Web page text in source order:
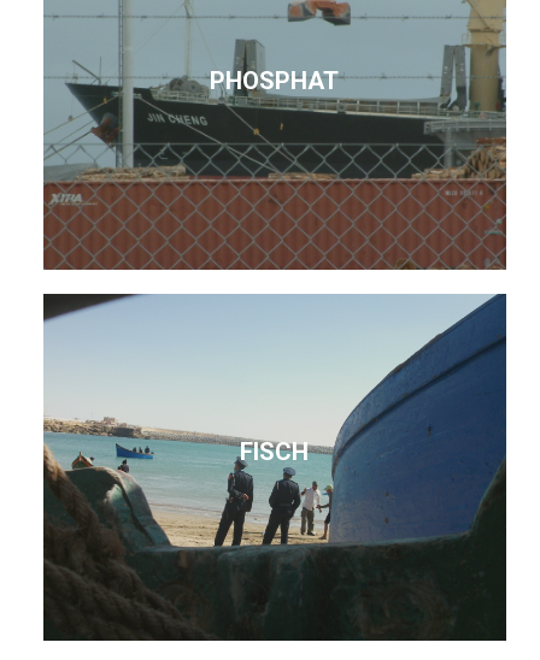
PHOSPHAT
FISCH